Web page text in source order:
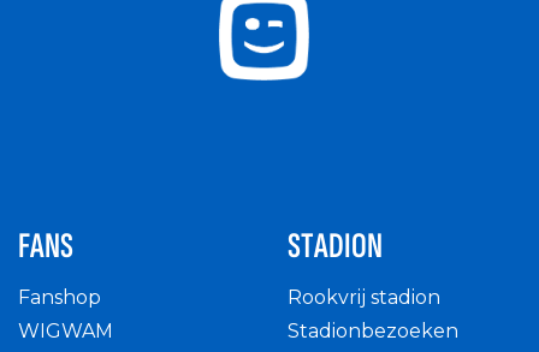
FANS
Fanshop
WIGWAM
STADION
Rookvrij stadion
Stadionbezoeken